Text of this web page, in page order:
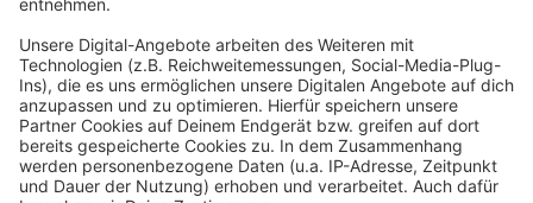
Die Liste Unser Leverkusen setzt sich aus
verschiedenen hauptsächlich muslimischen Vereinen
zusammen. Auch sie haben sich breit den Kampf
gegen Rassismus auf die Fahne geschrieben. Sie
wollen den Integrationsrat sichtbarer in der
Öffentlichkeit machen.
Nasch Dwor – Unser Hof / Davidstern: